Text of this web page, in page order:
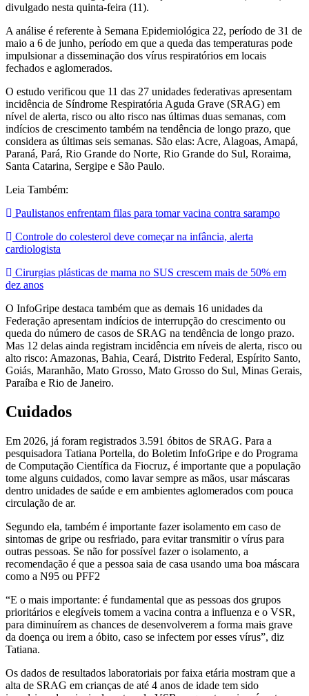
divulgado nesta quinta-feira (11).
A análise é referente à Semana Epidemiológica 22, período de 31 de
maio a 6 de junho, período em que a queda das temperaturas pode
impulsionar a disseminação dos vírus respiratórios em locais
fechados e aglomerados.
O estudo verificou que 11 das 27 unidades federativas apresentam
incidência de Síndrome Respiratória Aguda Grave (SRAG) em
nível de alerta, risco ou alto risco nas últimas duas semanas, com
indícios de crescimento também na tendência de longo prazo, que
considera as últimas seis semanas. São elas: Acre, Alagoas, Amapá,
Paraná, Pará, Rio Grande do Norte, Rio Grande do Sul, Roraima,
Santa Catarina, Sergipe e São Paulo.
Leia Também:
Paulistanos enfrentam filas para tomar vacina contra sarampo
Controle do colesterol deve começar na infância, alerta
cardiologista
Cirurgias plásticas de mama no SUS crescem mais de 50% em
dez anos
O InfoGripe destaca também que as demais 16 unidades da
Federação apresentam indícios de interrupção do crescimento ou
queda do número de casos de SRAG na tendência de longo prazo.
Mas 12 delas ainda registram incidência em níveis de alerta, risco ou
alto risco: Amazonas, Bahia, Ceará, Distrito Federal, Espírito Santo,
Goiás, Maranhão, Mato Grosso, Mato Grosso do Sul, Minas Gerais,
Paraíba e Rio de Janeiro.
Cuidados
Em 2026, já foram registrados 3.591 óbitos de SRAG. Para a
pesquisadora Tatiana Portella, do Boletim InfoGripe e do Programa
de Computação Científica da Fiocruz, é importante que a população
tome alguns cuidados, como lavar sempre as mãos, usar máscaras
dentro unidades de saúde e em ambientes aglomerados com pouca
circulação de ar.
Segundo ela, também é importante fazer isolamento em caso de
sintomas de gripe ou resfriado, para evitar transmitir o vírus para
outras pessoas. Se não for possível fazer o isolamento, a
recomendação é que a pessoa saia de casa usando uma boa máscara
como a N95 ou PFF2
“E o mais importante: é fundamental que as pessoas dos grupos
prioritários e elegíveis tomem a vacina contra a influenza e o VSR,
para diminuírem as chances de desenvolverem a forma mais grave
da doença ou irem a óbito, caso se infectem por esses vírus”, diz
Tatiana.
Os dados de resultados laboratoriais por faixa etária mostram que a
alta de SRAG em crianças de até 4 anos de idade tem sido